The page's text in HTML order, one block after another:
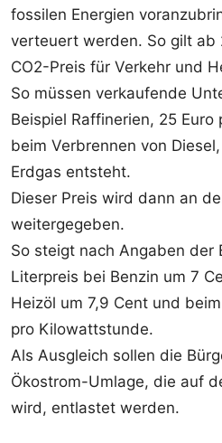
fossilen Energien
verteuert werden. So gilt ab
CO2-Preis für Verkehr und
So müssen verkaufende
Beispiel Raffinerien, 25 Euro
beim Verbrennen von
Erdgas entsteht.
Dieser Preis wird dann an
weitergegeben.
So steigt nach Angaben der
Literpreis bei Benzin um 7
Heizöl um 7,9 Cent und
pro Kilowattstunde.
Als Ausgleich sollen die
Ökostrom-Umlage, die auf
wird, entlastet werden.